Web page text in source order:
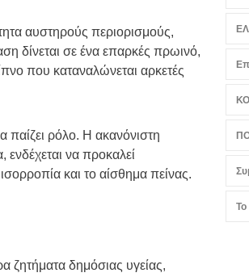
αυστηρούς περιορισμούς,
δίνεται σε ένα επαρκές πρωινό,
που καταναλώνεται αρκετές
παίζει ρόλο. Η ακανόνιστη
να προκαλεί
και το αίσθημα πείνας.
ζητήματα δημόσιας υγείας,
Το